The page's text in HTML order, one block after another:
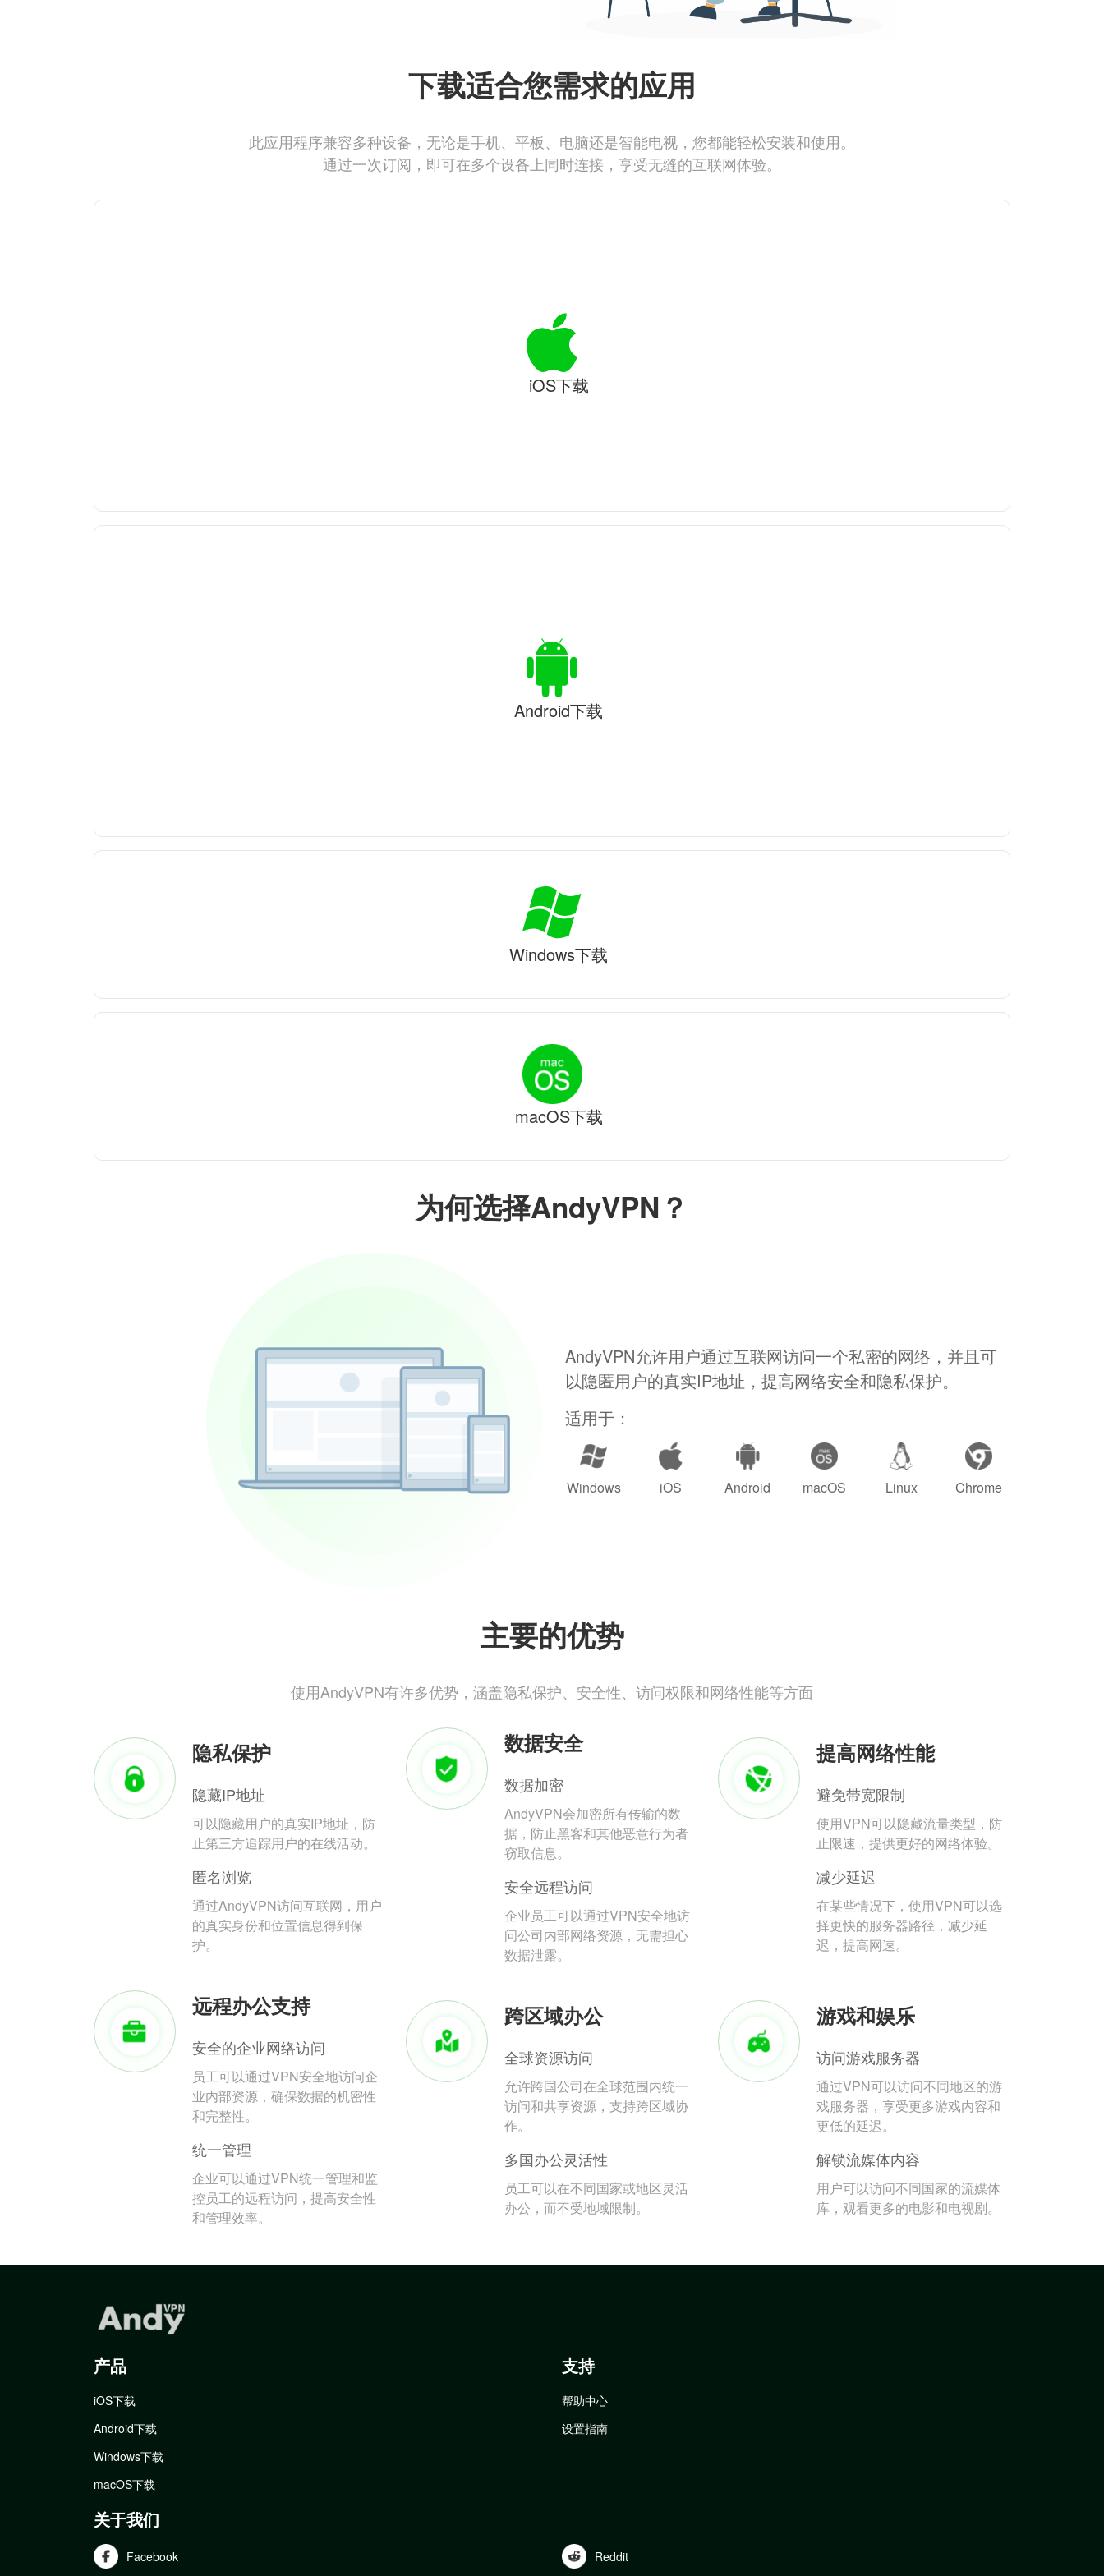
为何选择AndyVPN？
AndyVPN允许用户通过互联网访问一个私密的网络，并且可
以隐匿用户的真实IP地址，提高网络安全和隐私保护。
适用于：
Windows iOS Android macOS Linux Chrome
主要的优势
使用AndyVPN有许多优势，涵盖隐私保护、安全性、访问权限和网络性能等方面
隐私保护
隐藏IP地址
可以隐藏用户的真实IP地址，防
止第三方追踪用户的在线活动。
匿名浏览
通过AndyVPN访问互联网，用户
的真实身份和位置信息得到保
护。
数据安全
数据加密
AndyVPN会加密所有传输的数
据，防止黑客和其他恶意行为者
窃取信息。
安全远程访问
企业员工可以通过VPN安全地访
问公司内部网络资源，无需担心
数据泄露。
提高网络性能
避免带宽限制
使用VPN可以隐藏流量类型，防
止限速，提供更好的网络体验。
减少延迟
在某些情况下，使用VPN可以选
择更快的服务器路径，减少延
迟，提高网速。
远程办公支持
安全的企业网络访问
员工可以通过VPN安全地访问企
业内部资源，确保数据的机密性
和完整性。
统一管理
企业可以通过VPN统一管理和监
控员工的远程访问，提高安全性
和管理效率。
跨区域办公
全球资源访问
允许跨国公司在全球范围内统一
访问和共享资源，支持跨区域协
作。
多国办公灵活性
员工可以在不同国家或地区灵活
办公，而不受地域限制。
游戏和娱乐
访问游戏服务器
通过VPN可以访问不同地区的游
戏服务器，享受更多游戏内容和
更低的延迟。
解锁流媒体内容
用户可以访问不同国家的流媒体
库，观看更多的电影和电视剧。
下载适合您需求的应用
此应用程序兼容多种设备，无论是手机、平板、电脑还是智能电视，您都能轻松安装和使用。
通过一次订阅，即可在多个设备上同时连接，享受无缝的互联网体验。
iOS下载
Android下载
Windows下载
macOS下载
产品
iOS下载
Android下载
Windows下载
macOS下载
支持
帮助中心
设置指南
关于我们
Facebook Reddit